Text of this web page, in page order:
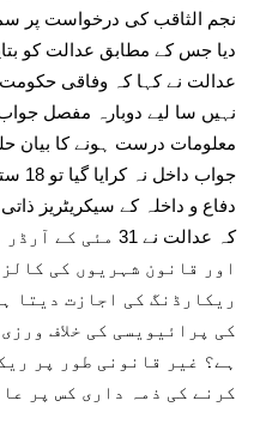
نجم الثاقب کی درخواست پر
دیا جس کے مطابق عدالت کو
نہیں سا لیے دوبارہ مفصل
معلومات درست ہونے کا بیان
دفاع و داخلہ کے سیکریٹریز
کہ عدالت نے 31
اور قانون شہریوں کی
ریکارڈنگ کی اجازت دیتا
کی پرائیویسی کی خلاف
ہے؟ غیر قانونی طور پر
کرنے کی ذمہ داری کس پر